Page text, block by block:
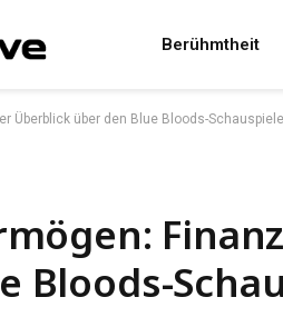
Berühmtheit
Überblick über den Blue Bloods-
Bloods-